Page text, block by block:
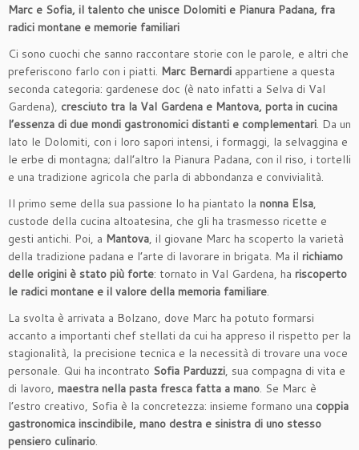
Marc e Sofia, il talento che unisce Dolomiti e Pianura Padana, fra
radici montane e memorie familiari
Ci sono cuochi che sanno raccontare storie con le parole, e altri che
preferiscono farlo con i piatti. Marc Bernardi appartiene a questa
seconda categoria: gardenese doc (è nato infatti a Selva di Val
Gardena), cresciuto tra la Val Gardena e Mantova, porta in cucina
l’essenza di due mondi gastronomici distanti e complementari. Da un
lato le Dolomiti, con i loro sapori intensi, i formaggi, la selvaggina e
le erbe di montagna; dall’altro la Pianura Padana, con il riso, i tortelli
e una tradizione agricola che parla di abbondanza e convivialità.
Il primo seme della sua passione lo ha piantato la nonna Elsa,
custode della cucina altoatesina, che gli ha trasmesso ricette e
gesti antichi. Poi, a Mantova, il giovane Marc ha scoperto la varietà
della tradizione padana e l’arte di lavorare in brigata. Ma il richiamo
delle origini è stato più forte: tornato in Val Gardena, ha riscoperto
le radici montane e il valore della memoria familiare.
La svolta è arrivata a Bolzano, dove Marc ha potuto formarsi
accanto a importanti chef stellati da cui ha appreso il rispetto per la
stagionalità, la precisione tecnica e la necessità di trovare una voce
personale. Qui ha incontrato Sofia Parduzzi, sua compagna di vita e
di lavoro, maestra nella pasta fresca fatta a mano. Se Marc è
l’estro creativo, Sofia è la concretezza: insieme formano una coppia
gastronomica inscindibile, mano destra e sinistra di uno stesso
pensiero culinario.